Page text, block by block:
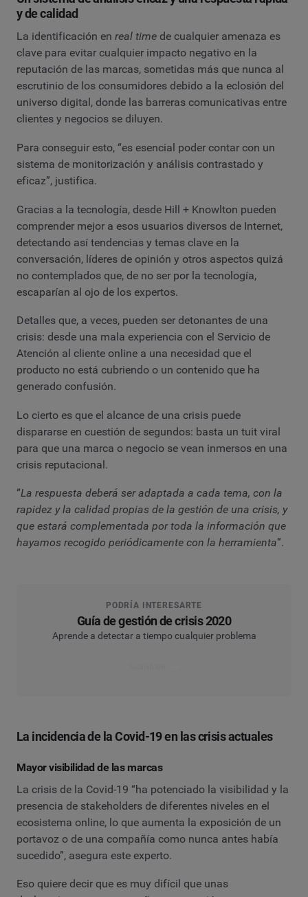
y de calidad
La identificación en real time de cualquier amenaza es
clave para evitar cualquier impacto negativo en la
reputación de las marcas, sometidas más que nunca al
escrutinio de los consumidores debido a la eclosión del
universo digital, donde las barreras comunicativas entre
clientes y negocios se diluyen.
Para conseguir esto, “es esencial poder contar con un
sistema de monitorización y análisis contrastado y
eficaz”, justifica.
Gracias a la tecnología, desde Hill + Knowlton pueden
comprender mejor a esos usuarios diversos de Internet,
detectando así tendencias y temas clave en la
conversación, líderes de opinión y otros aspectos quizá
no contemplados que, de no ser por la tecnología,
escaparían al ojo de los expertos.
Detalles que, a veces, pueden ser detonantes de una
crisis: desde una mala experiencia con el Servicio de
Atención al cliente online a una necesidad que el
producto no está cubriendo o un contenido que ha
generado confusión.
Lo cierto es que el alcance de una crisis puede
dispararse en cuestión de segundos: basta un tuit viral
para que una marca o negocio se vean inmersos en una
crisis reputacional.
“La respuesta deberá ser adaptada a cada tema, con la
rapidez y la calidad propias de la gestión de una crisis, y
que estará complementada por toda la información que
hayamos recogido periódicamente con la herramienta”.
PODRÍA INTERESARTE
Guía de gestión de crisis 2020
Aprende a detectar a tiempo cualquier problema
La incidencia de la Covid-19 en las crisis actuales
Mayor visibilidad de las marcas
La crisis de la Covid-19 “ha potenciado la visibilidad y la
presencia de stakeholders de diferentes niveles en el
ecosistema online, lo que aumenta la exposición de un
portavoz o de una compañía como nunca antes había
sucedido”, asegura este experto.
Eso quiere decir que es muy difícil que unas